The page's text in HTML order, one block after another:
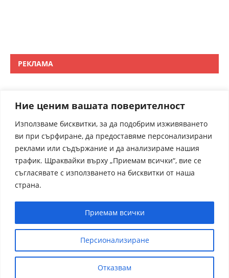
Ние ценим вашата поверителност
Използваме бисквитки, за да подобрим изживяването
ви при сърфиране, да предоставяме персонализирани
реклами или съдържание и да анализираме нашия
трафик. Щраквайки върху „Приемам всички“, вие се
съгласявате с използването на бисквитки от наша
страна.
Персионализиране
Отказвам
Приемам всички
РЕКЛАМА
receptite.online - Някои от рецептите са преведени от